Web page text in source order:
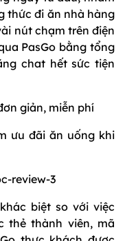
thức đi ăn nhà hàng
nút chạm trên điện
PasGo bằng tổng
chat hết sức tiện
giản, miễn phí
ưu đãi ăn uống khi
biệt so với việc
thẻ thành viên, mã